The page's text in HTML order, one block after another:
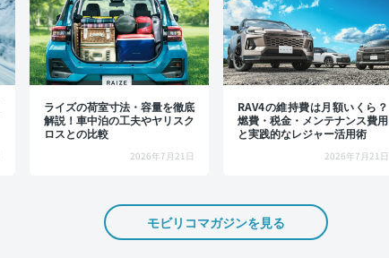
ライズの荷室寸法・容量を徹底
解説！車中泊の工夫やヤリスク
ロスとの比較
2026年7月21日
RAV4の維持費は月額いくら？
燃費・税金・メンテナンス費用
と実践的なレジャー活用術
2026年7月21日
モビリコマガジンを見る